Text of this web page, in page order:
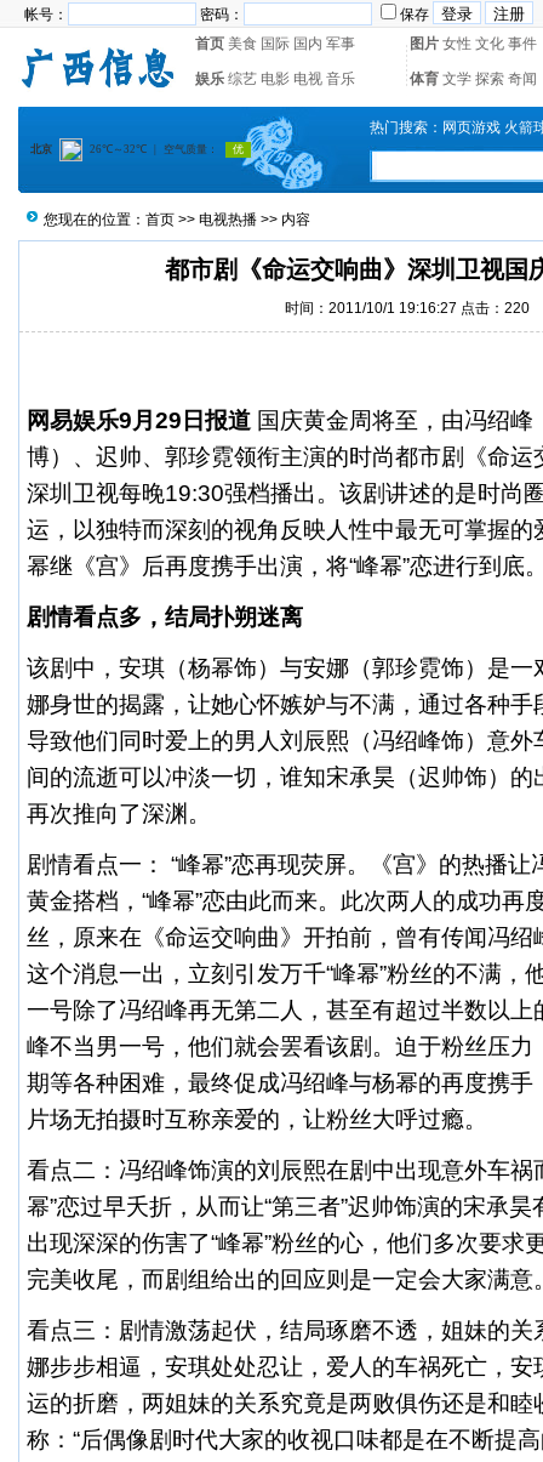
帐号： 密码：
保存
首页 美食 国际 国内 军事 图片 女性 文化 事件
娱乐 综艺 电影 电视 音乐 体育 文学 探索 奇闻
热门搜索： 网页游戏 火箭
您现在的位置： 首页 >> 电视热播 >> 内容
都市剧《命运交响曲》深圳卫视国
时间：2011/10/1 19:16:27 点击： 220
网易娱乐9月29日报道 国庆黄金周将至，由冯绍峰
博）、迟帅、郭珍霓领衔主演的时尚都市剧《命
深圳卫视每晚19:30强档播出。该剧讲述的是时尚
运，以独特而深刻的视角反映人性中最无可掌握的
幂继《宫》后再度携手出演，将“峰幂”恋进行到底
剧情看点多，结局扑朔迷离
该剧中，安琪（杨幂饰）与安娜（郭珍霓饰）是一
娜身世的揭露，让她心怀嫉妒与不满，通过各种手
导致他们同时爱上的男人刘辰熙（冯绍峰饰）意外
间的流逝可以冲淡一切，谁知宋承昊（迟帅饰）
再次推向了深渊。
剧情看点一： “峰幂”恋再现荧屏。《宫》的热播
黄金搭档，“峰幂”恋由此而来。此次两人的成功再
丝，原来在《命运交响曲》开拍前，曾有传闻冯
这个消息一出，立刻引发万千“峰幂”粉丝的不满，
一号除了冯绍峰再无第二人，甚至有超过半数以上
峰不当男一号，他们就会罢看该剧。迫于粉丝压力
期等各种困难，最终促成冯绍峰与杨幂的再度携手
片场无拍摄时互称亲爱的，让粉丝大呼过瘾。
看点二：冯绍峰饰演的刘辰熙在剧中出现意外车祸
幂”恋过早夭折，从而让“第三者”迟帅饰演的宋承
出现深深的伤害了“峰幂”粉丝的心，他们多次要求
完美收尾，而剧组给出的回应则是一定会大家满意
看点三：剧情激荡起伏，结局琢磨不透，姐妹的关
娜步步相逼，安琪处处忍让，爱人的车祸死亡，安
运的折磨，两姐妹的关系究竟是两败俱伤还是和睦
称：“后偶像剧时代大家的收视口味都是在不断提